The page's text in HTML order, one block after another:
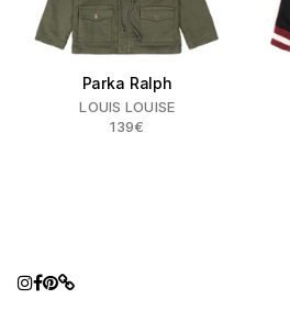
Parka Ralph
LOUIS LOUISE
139€